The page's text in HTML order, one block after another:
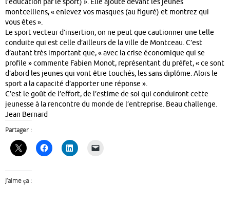
l’éducation par le sport) ». Elle ajoute devant les jeunes
montcelliens, « enlevez vos masques (au figuré) et montrez qui
vous êtes ».
Le sport vecteur d’insertion, on ne peut que cautionner une telle
conduite qui est celle d’ailleurs de la ville de Montceau. C’est
d’autant très important que, « avec la crise économique qui se
profile » commente Fabien Monot, représentant du préfet, « ce sont
d’abord les jeunes qui vont être touchés, les sans diplôme. Alors le
sport a la capacité d’apporter une réponse ».
C’est le goût de l’effort, de l’estime de soi qui conduiront cette
jeunesse à la rencontre du monde de l’entreprise. Beau challenge.
Jean Bernard
Partager :
J’aime ça :